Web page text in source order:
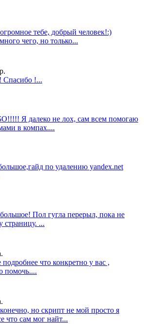
тебе, добрый человек!:)
чего, но только...
Спасибо !...
Я далеко не лох, сам всем помогаю
в компах....
по удалению yandex.net
Пол гугла перерыл, пока не
страницу. ...
что конкретно у вас ,
помочь....
но скрипт не мой просто я
что сам мог найт...